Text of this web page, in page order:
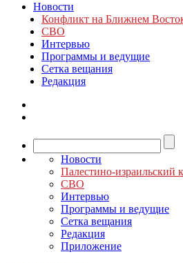
Новости
Конфликт на Ближнем
СВО
Интервью
Программы и ведущие
Сетка вещания
Редакция
Новости
Палестино-израильский
СВО
Интервью
Программы и ведущие
Сетка вещания
Редакция
Приложение